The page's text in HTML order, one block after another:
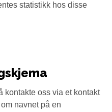
statistikk hos disse
kontakte oss via et kontakt
navnet på en